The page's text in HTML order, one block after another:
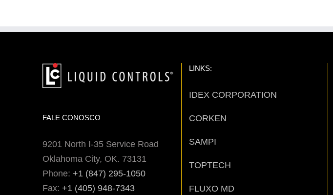
FALE CONOSCO
9201 North I-35 Service Road
Oklahoma City, OK. 73131
Phone: +1 (847) 295-1050
Fax: +1 (405) 948-7343
LINKS:
IDEX CORPORATION
CORKEN
SAMPI
TOPTECH
FLUXO MD